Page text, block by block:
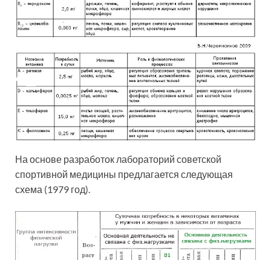
На основе разработок лабораторий советской
спортивной медицины предлагается следующая
схема (1979 год).